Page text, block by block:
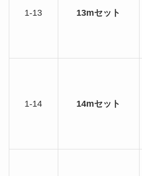
1-13 13mセット
1-14 14mセット